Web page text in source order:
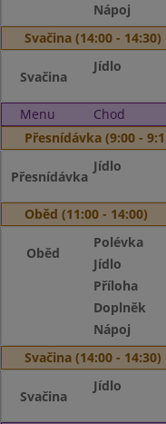
Nápoj
Svačina (14:00 - 14:30)
Svačina
Jídlo
Menu Chod
Přesnídávka (9:00 -
Přesnídávka
Jídlo
Oběd (11:00 - 14:00)
Oběd
Polévka
Jídlo
Příloha
Doplněk
Nápoj
Svačina (14:00 - 14:30)
Svačina
Jídlo